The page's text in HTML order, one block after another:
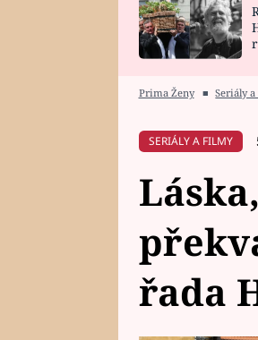
HOROSKOP NA
Prima Ženy ■ Seriály
SERIÁLY A FILMY
řada